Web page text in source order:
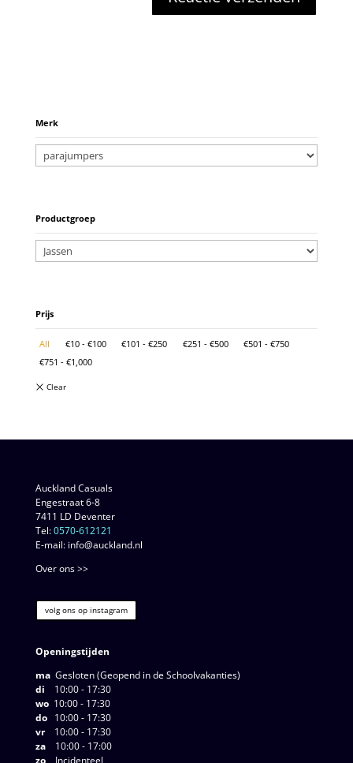
Merk
Productgroep
Prijs
All €10- €100 €101 -€250 €251 - €500 €501 -€750
€751 -€1,000
Auckland Casuals
Engestraat 6-8
7411 LD Deventer
Tel:0570-612121
E-mail: info@auckland.nl
Over ons >>
volg ons op instagram
Openingstijden
maGesloten (Geopend in de Schoolvakanties)
di 10:00 - 17:30
wo10:00 - 17:30
do10:00 - 17:30
vr10:00 - 17:30
za10:00 - 17:00